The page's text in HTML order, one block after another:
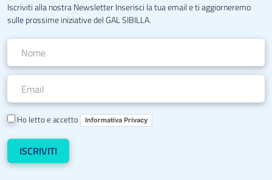
Iscriviti alla nostra Newsletter Inserisci la tua email e ti aggiorneremo
sulle prossime iniziative del GAL SIBILLA.
Ho letto e accetto Informativa Privacy